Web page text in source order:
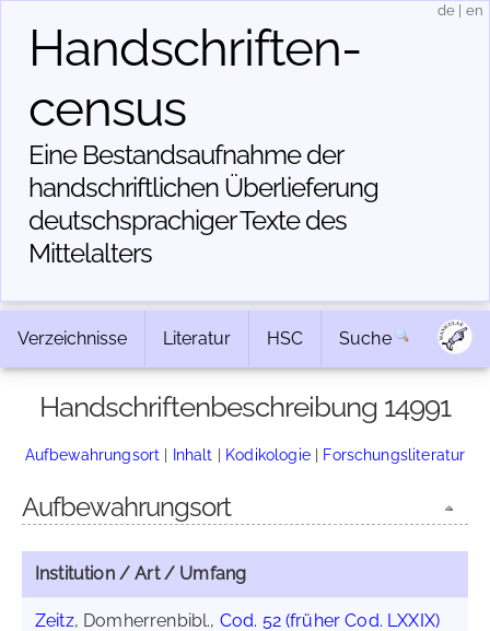
Handschriften­
census
Eine Bestandsaufnahme der
handschriftlichen Über­lieferung
deutschsprachiger Texte des
Mittelalters
de en
Verzeichnisse Literatur HSC Suche
Handschriftenbeschreibung 14991
Aufbewahrungsort | Inhalt | Kodikologie| Forschungsliteratur
Aufbewahrungsort
Institution / Art / Umfang
Zeitz, Domherrenbibl., Cod. 52 (früher Cod. LXXIX)